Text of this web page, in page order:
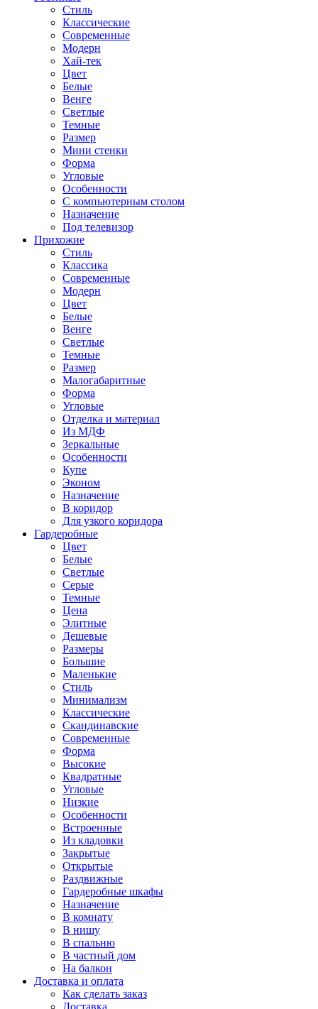
Стиль
Классические
Современные
Модерн
Хай-тек
Цвет
Белые
Венге
Светлые
Темные
Размер
Мини стенки
Форма
Угловые
Особенности
С компьютерным столом
Назначение
Под телевизор
Прихожие
Стиль
Классика
Современные
Модерн
Цвет
Белые
Венге
Светлые
Темные
Размер
Малогабаритные
Форма
Угловые
Отделка и материал
Из МДФ
Зеркальные
Особенности
Купе
Эконом
Назначение
В коридор
Для узкого коридора
Гардеробные
Цвет
Белые
Светлые
Серые
Темные
Цена
Элитные
Дешевые
Размеры
Большие
Маленькие
Стиль
Минимализм
Классические
Скандинавские
Современные
Форма
Высокие
Квадратные
Угловые
Низкие
Особенности
Встроенные
Из кладовки
Закрытые
Открытые
Раздвижные
Гардеробные шкафы
Назначение
В комнату
В нишу
В спальню
В частный дом
На балкон
Доставка и оплата
Как сделать заказ
Доставка